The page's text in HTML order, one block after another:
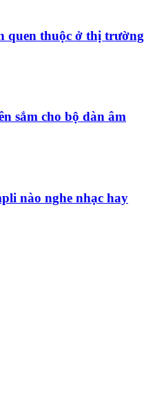
quen thuộc ở thị trường
sắm cho bộ dàn âm
nào nghe nhạc hay